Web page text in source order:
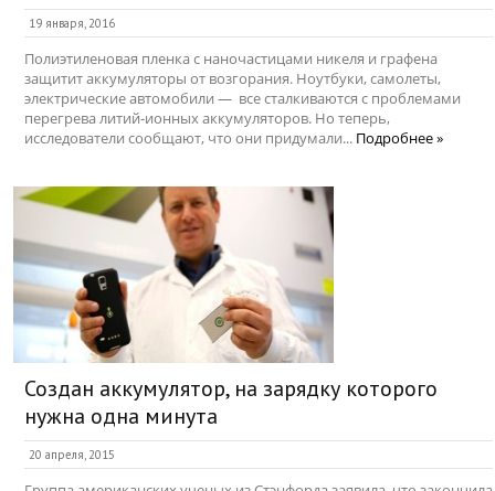
19 января, 2016
Полиэтиленовая пленка с наночастицами никеля и графена
защитит аккумуляторы от возгорания. Ноутбуки, самолеты,
электрические автомобили — все сталкиваются с проблемами
перегрева литий-ионных аккумуляторов. Но теперь,
исследователи сообщают, что они придумали... Подробнее »
Создан аккумулятор, на зарядку которого
нужна одна минута
20 апреля, 2015